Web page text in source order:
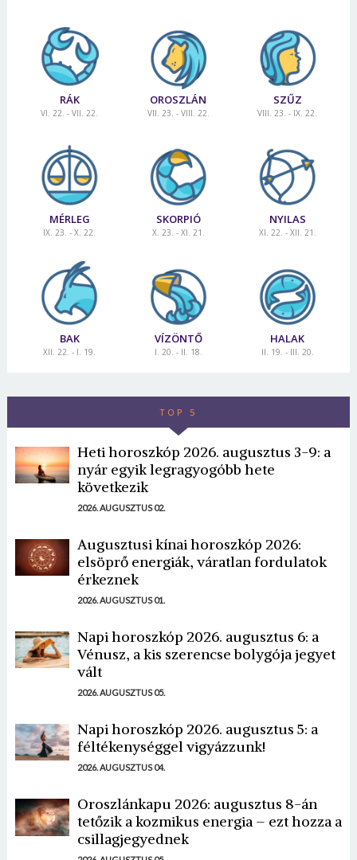
RÁK
VI. 22. - VII. 22.
OROSZLÁN
VII. 23. - VIII. 22.
SZŰZ
VIII. 23. - IX. 22.
MÉRLEG
IX. 23. - X. 22.
SKORPIÓ
X. 23. - XI. 21.
NYILAS
XI. 22. - XII. 21.
BAK
XII. 22. - I. 19.
VÍZÖNTŐ
I. 20. - II. 18.
HALAK
II. 19. - III. 20.
TOP 5
Heti horoszkóp 2026. augusztus 3-9: a
nyár egyik legragyogóbb hete
következik
2026. AUGUSZTUS 02.
Augusztusi kínai horoszkóp 2026:
elsöprő energiák, váratlan fordulatok
érkeznek
2026. AUGUSZTUS 01.
Napi horoszkóp 2026. augusztus 6: a
Vénusz, a kis szerencse bolygója jegyet
vált
2026. AUGUSZTUS 05.
Napi horoszkóp 2026. augusztus 5: a
féltékenységgel vigyázzunk!
2026. AUGUSZTUS 04.
Oroszlánkapu 2026: augusztus 8-án
tetőzik a kozmikus energia – ezt hozza a
csillagjegyednek